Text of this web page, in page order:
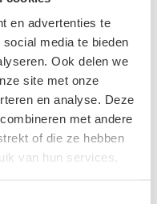
en advertenties te
media te bieden
Ook delen we
site met onze
en analyse. Deze
met andere
of die ze hebben
van hun services.
935(O)/ 1000(O)
2000 / 2500 (O) /
3000 (O)
4
2 / 4 (O)